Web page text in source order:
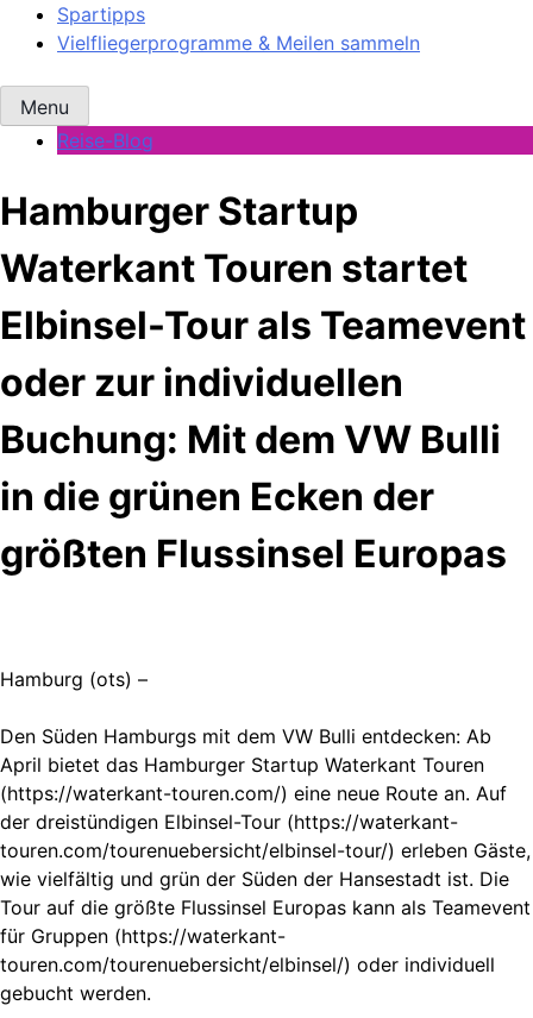
Spartipps
Vielfliegerprogramme & Meilen sammeln
Menu
Reise-Blog
Hamburger Startup
Waterkant Touren startet
Elbinsel-Tour als Teamevent
oder zur individuellen
Buchung: Mit dem VW Bulli
in die grünen Ecken der
größten Flussinsel Europas
Hamburg (ots) –
Den Süden Hamburgs mit dem VW Bulli entdecken: Ab
April bietet das Hamburger Startup Waterkant Touren
(https://waterkant-touren.com/) eine neue Route an. Auf
der dreistündigen Elbinsel-Tour (https://waterkant-
touren.com/tourenuebersicht/elbinsel-tour/) erleben Gäste,
wie vielfältig und grün der Süden der Hansestadt ist. Die
Tour auf die größte Flussinsel Europas kann als Teamevent
für Gruppen (https://waterkant-
touren.com/tourenuebersicht/elbinsel/) oder individuell
gebucht werden.